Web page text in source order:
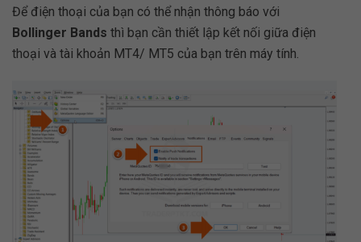
Để điện thoại của bạn có thể nhận thông báo với
Bollinger Bands thì bạn cần thiết lập kết nối giữa điện
thoại và tài khoản MT4/ MT5 của bạn trên máy tính.